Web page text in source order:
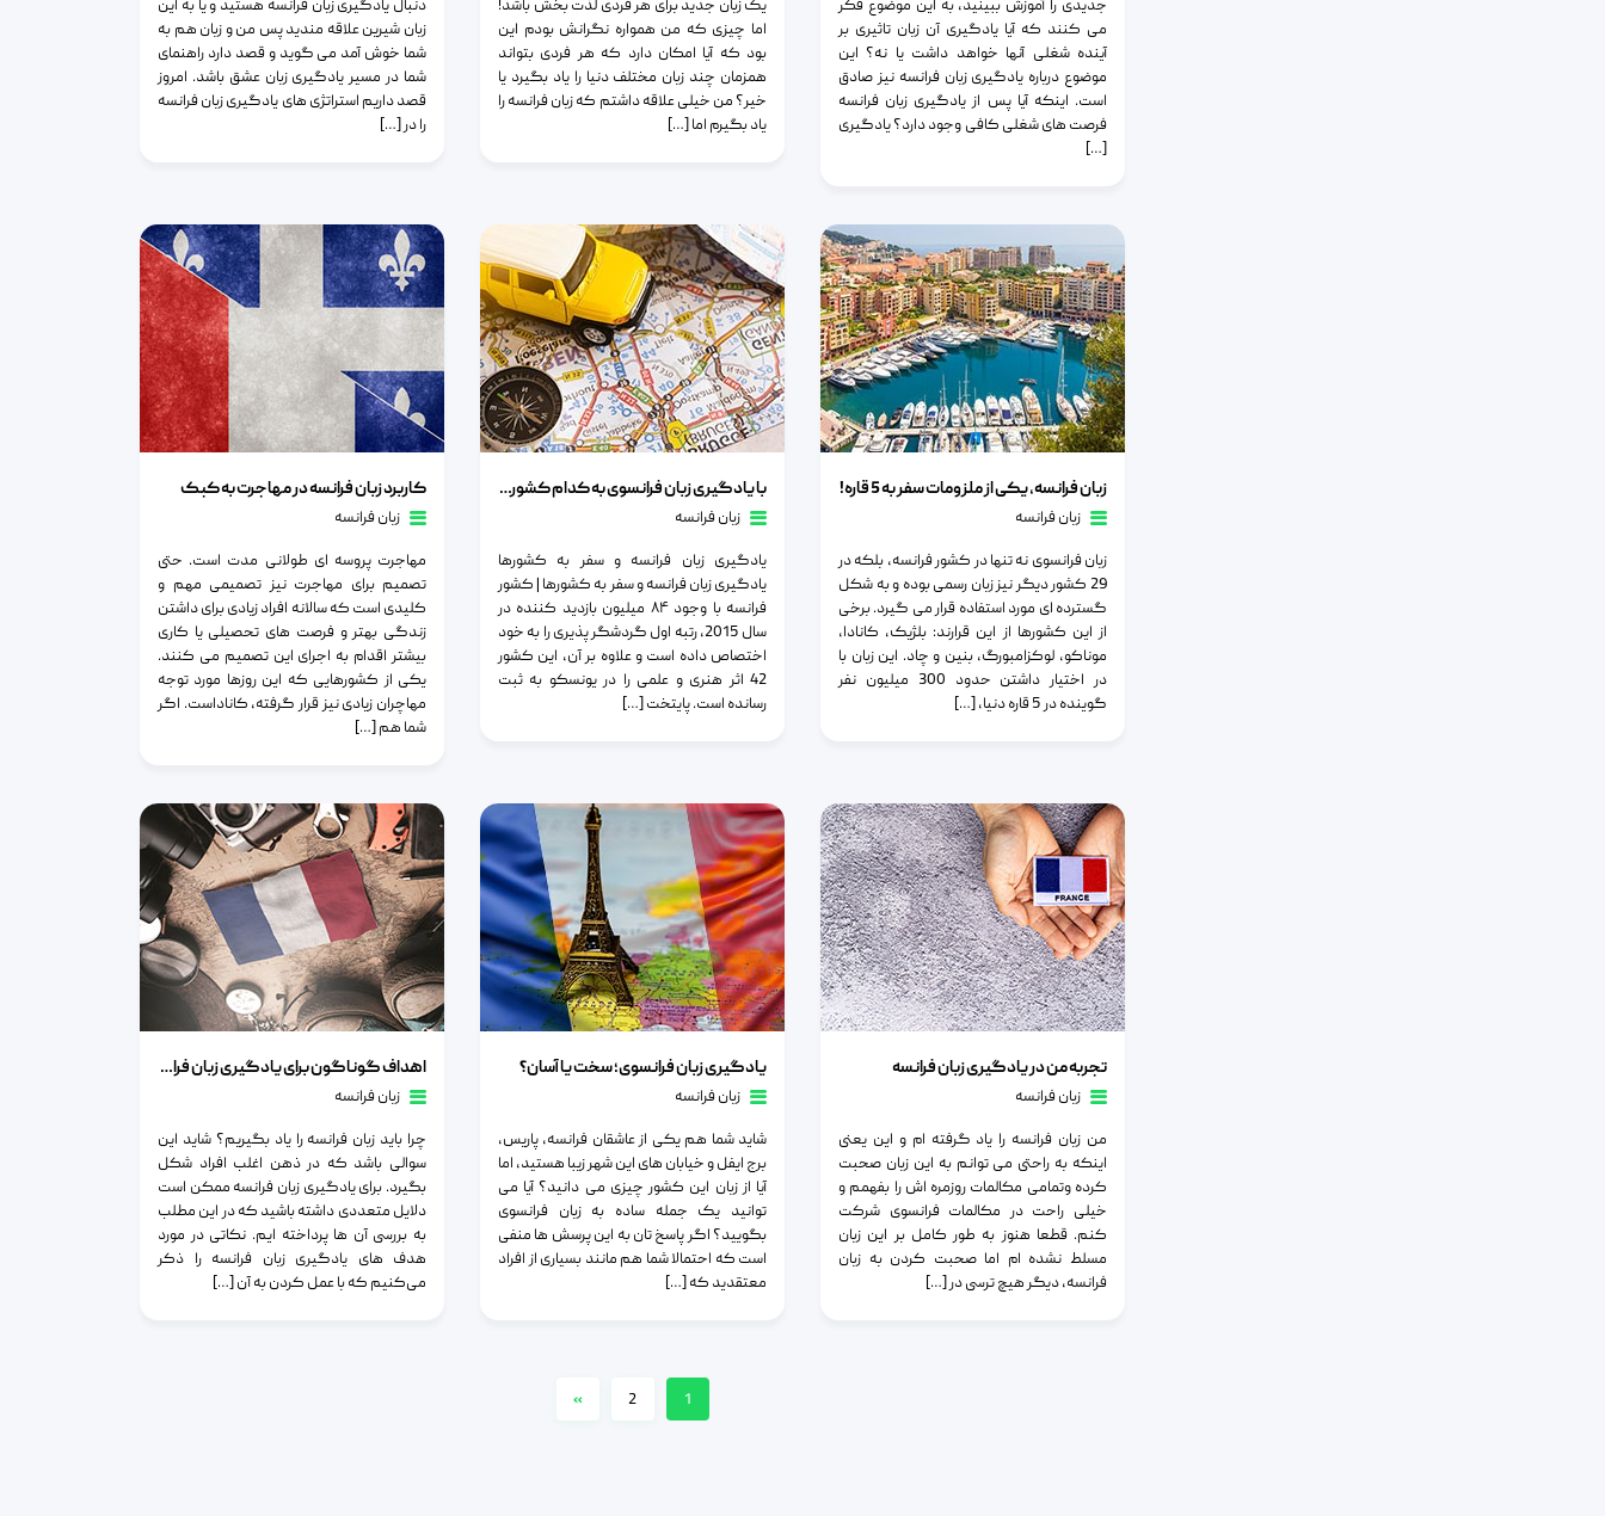
جدیدی را آموزش ببینید، به این موضوع فکر
می کنند که آیا یادگیری آن زبان تاثیری بر
آینده شغلی آنها خواهد داشت یا نه؟ این
موضوع درباره یادگیری زبان فرانسه نیز صادق
است. اینکه آیا پس از یادگیری زبان فرانسه
فرصت های شغلی کافی وجود دارد؟ یادگیری
[…]
یک زبان جدید برای هر فردی لذت بخش باشد!
اما چیزی که من همواره نگرانش بودم این
بود که آیا امکان دارد که هر فردی بتواند
همزمان چند زبان مختلف دنیا را یاد بگیرد یا
خیر؟ من خیلی علاقه داشتم که زبان فرانسه را
یاد بگیرم اما […]
دنبال یادگیری زبان فرانسه هستید و یا به این
زبان شیرین علاقه مندید پس من و زبان هم به
شما خوش آمد می گوید و قصد دارد راهنمای
شما در مسیر یادگیری زبان عشق باشد. امروز
قصد داریم استراتژی های یادگیری زبان فرانسه
را در […]
زبان فرانسه، یکی از ملزومات سفر به 5 قاره!
زبان فرانسه
زبان فرانسوی نه تنها در کشور فرانسه، بلکه در
29 کشور دیگر نیز زبان رسمی بوده و به شکل
گسترده ای مورد استفاده قرار می گیرد. برخی
از این کشورها از این قرارند: بلژیک، کانادا،
موناکو، لوکزامبورگ، بنین و چاد. این زبان با
در اختیار داشتن حدود 300 میلیون نفر
گوینده در 5 قاره دنیا، […]
با یادگیری زبان فرانسوی به کدام کشورها میتوان سفر کرد
زبان فرانسه
یادگیری زبان فرانسه و سفر به کشورها
یادگیری زبان فرانسه و سفر به کشورها | کشور
فرانسه با وجود ۸۴ میلیون بازدید کننده در
سال 2015، رتبه اول گردشگر پذیری را به خود
اختصاص داده است و علاوه بر آن، این کشور
42 اثر هنری و علمی را در یونسکو به ثبت
رسانده است. پایتخت […]
کاربرد زبان فرانسه در مهاجرت به کبک
زبان فرانسه
مهاجرت پروسه ای طولانی مدت است. حتی
تصمیم برای مهاجرت نیز تصمیمی مهم و
کلیدی است که سالانه افراد زیادی برای داشتن
زندگی بهتر و فرصت های تحصیلی یا کاری
بیشتر اقدام به اجرای این تصمیم می کنند.
یکی از کشورهایی که این روزها مورد توجه
مهاچران زیادی نیز قرار گرفته، کاناداست. اگر
شما هم […]
تجربه من در یادگیری زبان فرانسه
زبان فرانسه
من زبان فرانسه را یاد گرفته ام و این یعنی
اینکه به راحتی می توانم به این زبان صحبت
کرده وتمامی مکالمات روزمره اش را بفهمم و
خیلی راحت در مکالمات فرانسوی شرکت
کنم. قطعا هنوز به طور کامل بر این زبان
مسلط نشده ام اما صحبت کردن به زبان
فرانسه، دیگر هیچ ترسی در […]
یادگیری زبان فرانسوی؛ سخت یا آسان؟
زبان فرانسه
شاید شما هم یکی از عاشقان فرانسه، پاریس،
برج ایفل و خیابان های این شهر زیبا هستید، اما
آیا از زبان این کشور چیزی می دانید؟ آیا می
توانید یک جمله ساده به زبان فرانسوی
بگویید؟ اگر پاسخ تان به این پرسش ها منفی
است که احتمالا شما هم مانند بسیاری از افراد
معتقدید که […]
اهداف گوناگون برای یادگیری زبان فرانسه
زبان فرانسه
چرا باید زبان فرانسه را یاد بگیریم؟ شاید این
سوالی باشد که در ذهن اغلب افراد شکل
بگیرد. برای یادگیری زبان فرانسه ممکن است
دلایل متعددی داشته باشید که در این مطلب
به بررسی آن ها پرداخته ایم. نکاتی در مورد
هدف ‌های یادگیری زبان فرانسه را ذکر
می‌کنیم که با عمل کردن به آن […]
1
2
»